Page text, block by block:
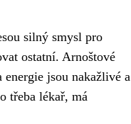
silný smysl pro
ostatní. Arnoštové
jsou nakažlivé a
třeba lékař, má